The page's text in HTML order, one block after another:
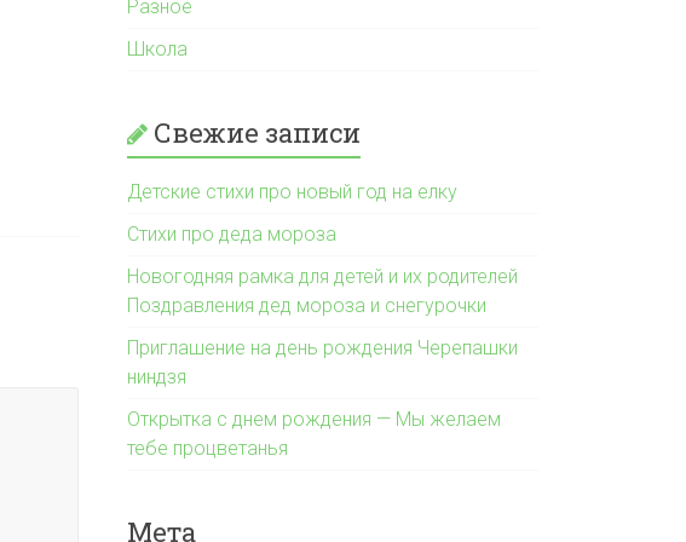
Разное
Школа
Свежие записи
Детские стихи про новый год на елку
Стихи про деда мороза
Новогодняя рамка для детей и их родителей
Поздравления дед мороза и снегурочки
Приглашение на день рождения Черепашки
ниндзя
Открытка с днем рождения — Мы желаем
тебе процветанья
Мета